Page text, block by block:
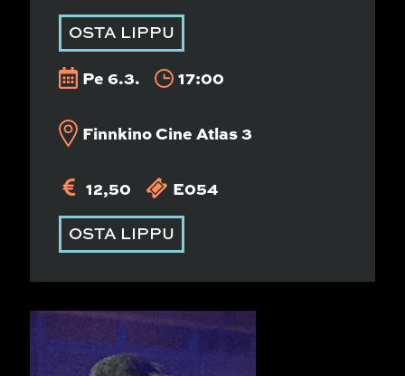
OSTA LIPPU
Pe 6.3. 17:00
Finnkino Cine Atlas 3
12,50 E054
OSTA LIPPU